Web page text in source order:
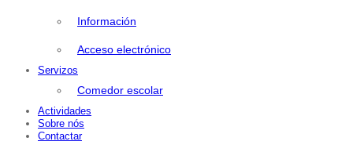
Información
Acceso electrónico
Servizos
Comedor escolar
Actividades
Sobre nós
Contactar